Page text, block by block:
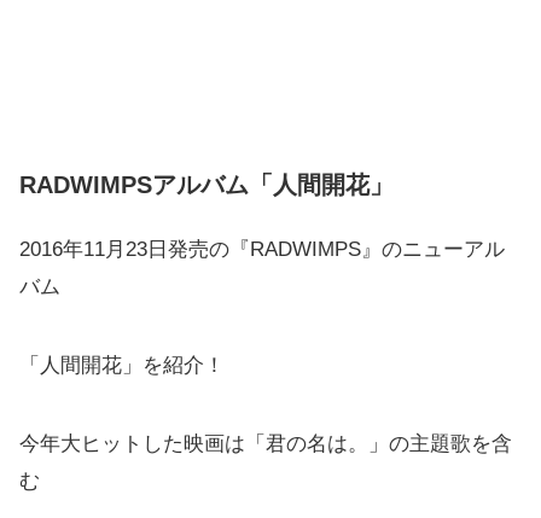
RADWIMPSアルバム「人間開花」
2016年11月23日発売の『RADWIMPS』のニューアル
バム
「人間開花」を紹介！
今年大ヒットした映画は「君の名は。」の主題歌を含
む